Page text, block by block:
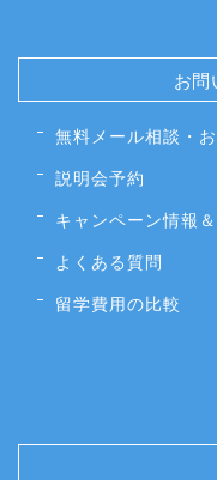
お
無料メール相談・
説明会予約
キャンペーン情報
よくある質問
留学費用の比較